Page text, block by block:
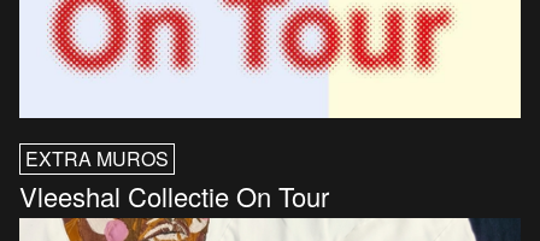
EXTRA MUROS
Vleeshal Collectie On Tour